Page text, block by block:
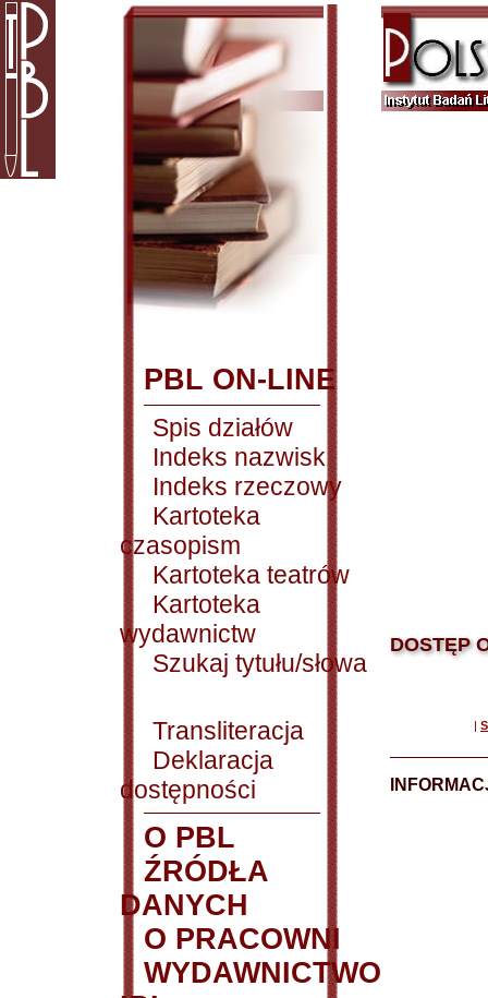
PBL ON-LINE
Spis działów
Indeks nazwisk
Indeks rzeczowy
Kartoteka
czasopism
Kartoteka teatrów
Kartoteka
wydawnictw
Szukaj tytułu/słowa
Transliteracja
Deklaracja
dostępności
O PBL
ŹRÓDŁA
DANYCH
O PRACOWNI
WYDAWNICTWO
DOSTĘP
|